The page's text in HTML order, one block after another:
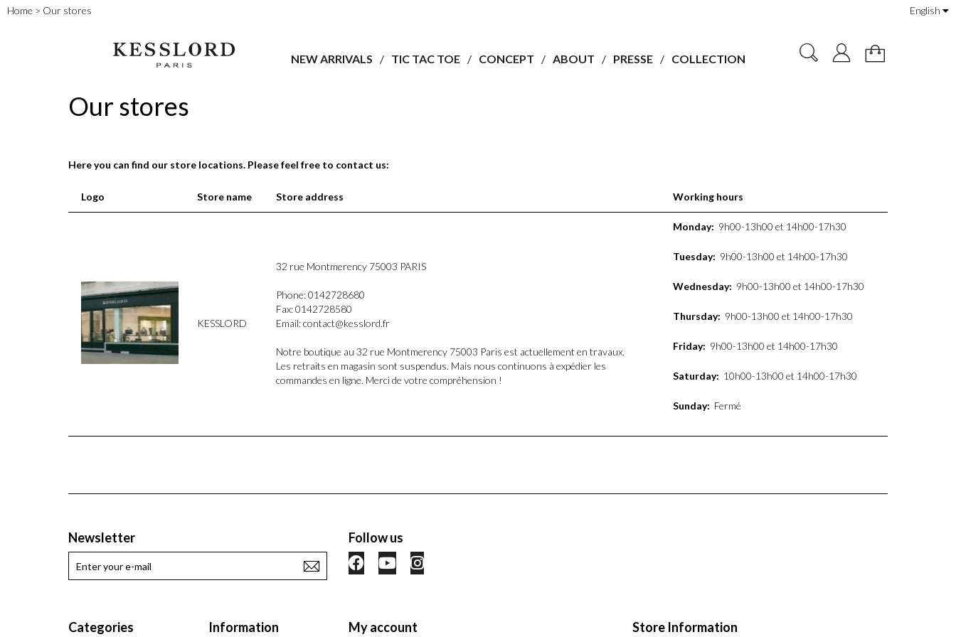
Home > Our stores English
NEW ARRIVALS TIC TAC TOE CONCEPT ABOUT PRESSE COLLECTION
Our stores
Here you can find our store locations. Please feel free to contact us:
Logo Store name Store address Working hours
KESSLORD
32 rue Montmerency 75003 PARIS
Phone: 0142728680
Fax: 0142728580
Email: contact@kesslord.fr
Notre boutique au 32 rue Montmerency 75003 Paris est actuellement en travaux.
Les retraits en magasin sont suspendus. Mais nous continuons à expédier les
commandes en ligne. Merci de votre compréhension !
Monday: 9h00-13h00 et 14h00-17h30
Tuesday: 9h00-13h00 et 14h00-17h30
Wednesday: 9h00-13h00 et 14h00-17h30
Thursday: 9h00-13h00 et 14h00-17h30
Friday: 9h00-13h00 et 14h00-17h30
Saturday: 10h00-13h00 et 14h00-17h30
Sunday: Fermé
Newsletter Follow us
Categories Information My account Store Information